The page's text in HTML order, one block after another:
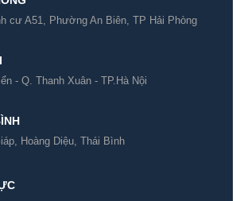
cư A51, Phường An Biên, TP Hải Phòng
- Q. Thanh Xuân - TP.Hà Nội
Hoàng Diệu, Thái Bình